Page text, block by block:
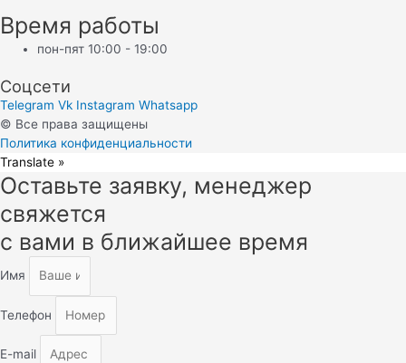
Время работы
пон-пят 10:00 - 19:00
Соцсети
Telegram Vk Instagram Whatsapp
© Все права защищены
Политика конфиденциальности
Translate »
Прокрутка
вверх
Оставьте заявку, менеджер
свяжется
с вами в ближайшее время
Имя
Телефон
E-mail